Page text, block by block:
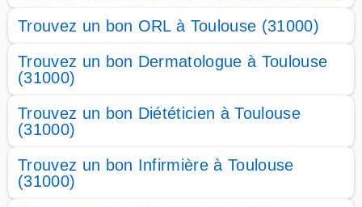
Trouvez un bon ORL à Toulouse (31000)
Trouvez un bon Dermatologue à Toulouse
(31000)
Trouvez un bon Diététicien à Toulouse
(31000)
Trouvez un bon Infirmière à Toulouse
(31000)